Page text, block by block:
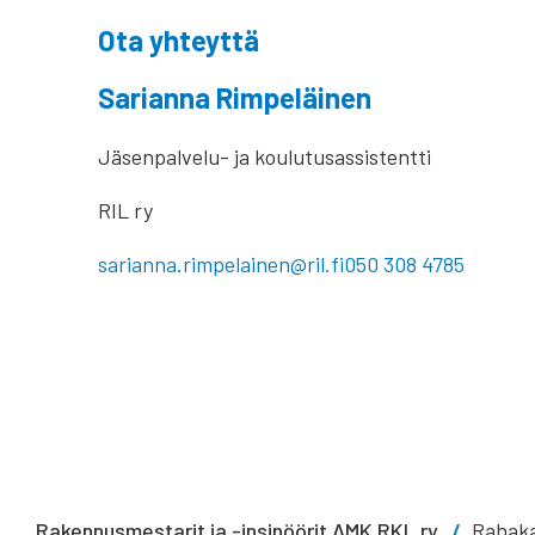
Ota yhteyttä
Sarianna Rimpeläinen
Jäsenpalvelu- ja koulutusassistentti
RIL ry
sarianna.rimpelainen@ril.fi050 308 4785